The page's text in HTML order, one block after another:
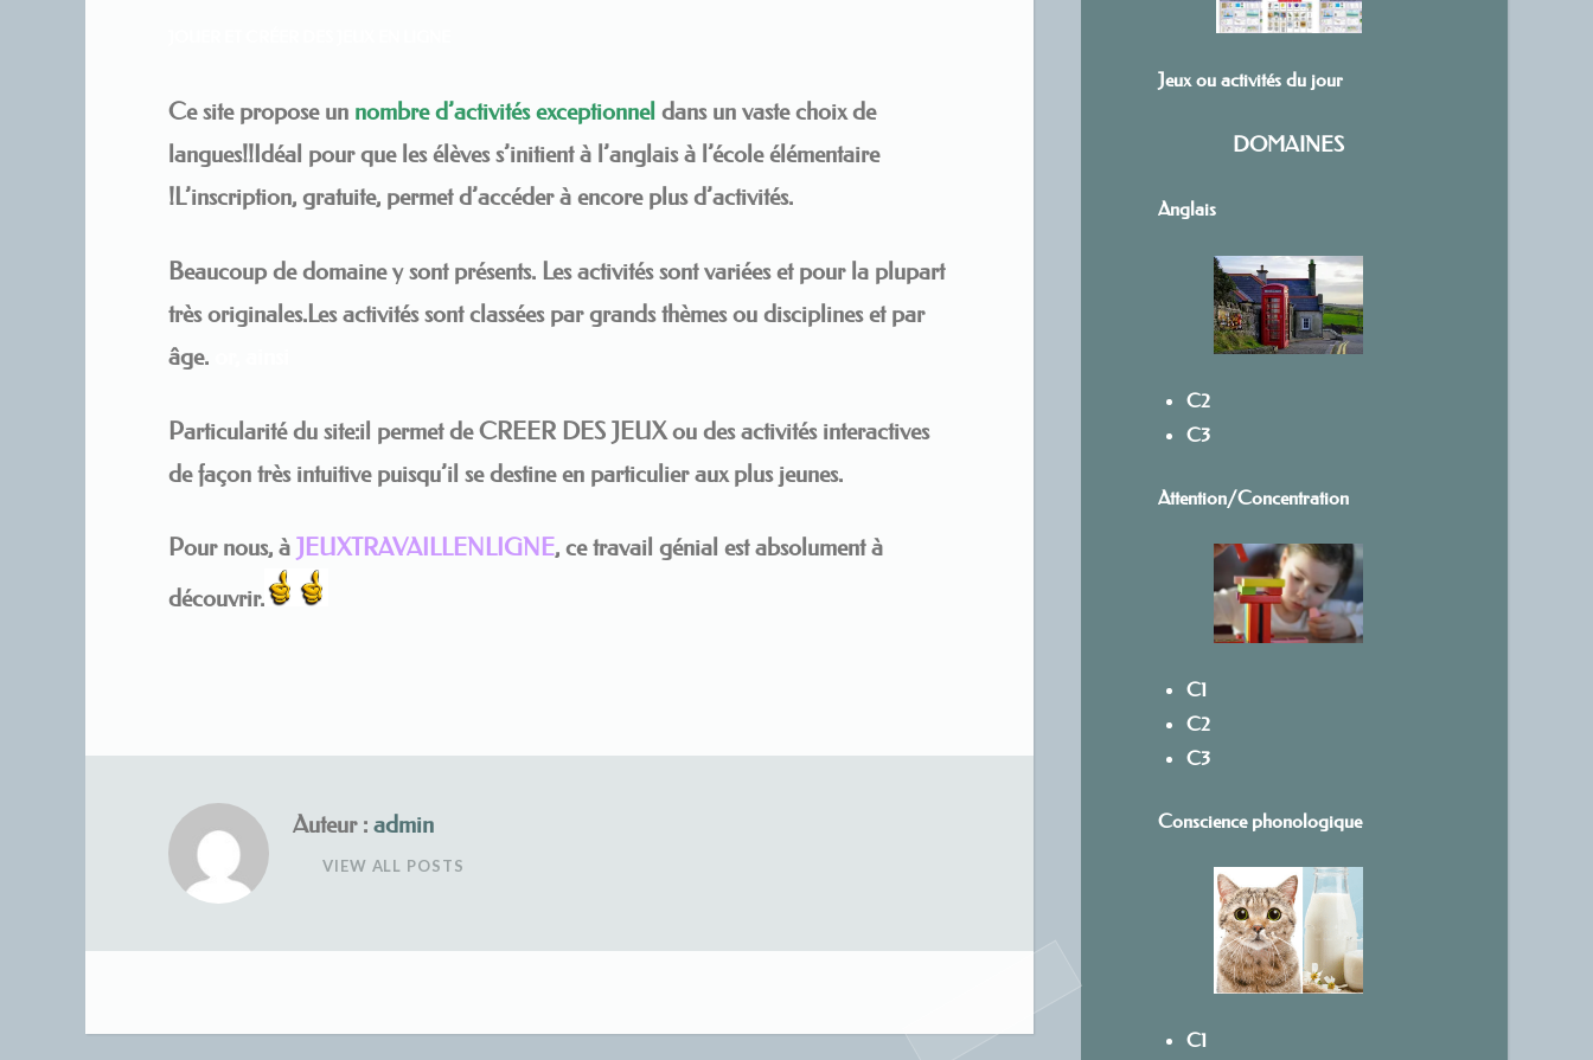
Ce site propose un nombre d’activités exceptionnel dans un vaste choix de
langues!!Idéal pour que les élèves s’initient à l’anglais à l’école élémentaire
!L’inscription, gratuite, permet d’accéder à encore plus d’activités.
Beaucoup de domaine y sont présents. Les activités sont variées et pour la plupart
très originales.Les activités sont classées par grands thèmes ou disciplines et par
âge.
Particularité du site:il permet de CREER DES JEUX ou des activités interactives
de façon très intuitive puisqu’il se destine en particulier aux plus jeunes.
Pour nous, à JEUXTRAVAILLENLIGNE, ce travail génial est absolument à
découvrir.
Auteur : admin
VIEW ALL POSTS
Jeux ou activités du jour
DOMAINES
Anglais
C2
C3
Attention/Concentration
C1
C2
C3
Conscience phonologique
C1